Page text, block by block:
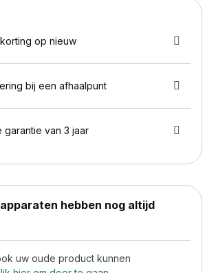
op nieuw
bij een afhaalpunt
garantie van 3 jaar
hebben nog altijd
uw oude product kunnen